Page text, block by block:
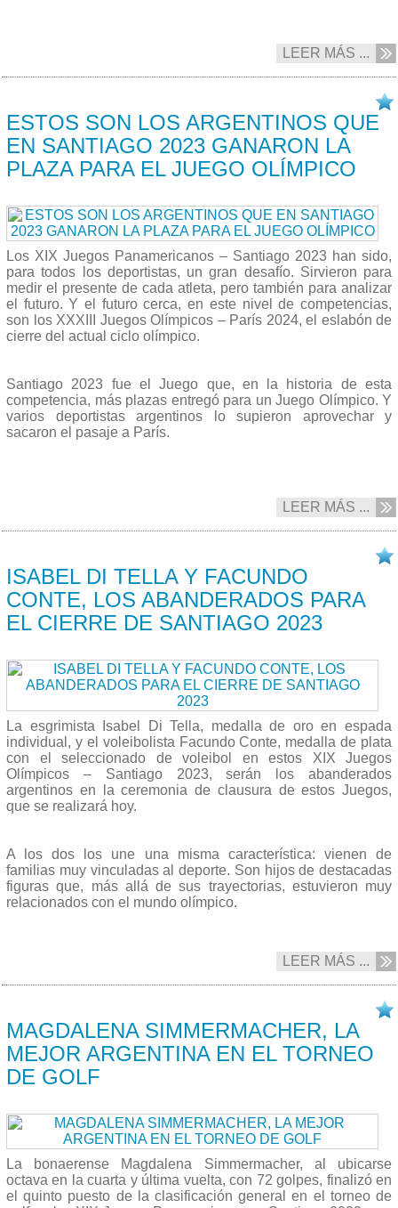
LEER MÁS ...
ESTOS SON LOS ARGENTINOS QUE
EN SANTIAGO 2023 GANARON LA
PLAZA PARA EL JUEGO OLÍMPICO
Los XIX Juegos Panamericanos – Santiago 2023 han sido,
para todos los deportistas, un gran desafío. Sirvieron para
medir el presente de cada atleta, pero también para analizar
el futuro. Y el futuro cerca, en este nivel de competencias,
son los XXXIII Juegos Olímpicos – París 2024, el eslabón de
cierre del actual ciclo olímpico.
Santiago 2023 fue el Juego que, en la historia de esta
competencia, más plazas entregó para un Juego Olímpico. Y
varios deportistas argentinos lo supieron aprovechar y
sacaron el pasaje a París.
LEER MÁS ...
ISABEL DI TELLA Y FACUNDO
CONTE, LOS ABANDERADOS PARA
EL CIERRE DE SANTIAGO 2023
La esgrimista Isabel Di Tella, medalla de oro en espada
individual, y el voleibolista Facundo Conte, medalla de plata
con el seleccionado de voleibol en estos XIX Juegos
Olímpicos – Santiago 2023, serán los abanderados
argentinos en la ceremonia de clausura de estos Juegos,
que se realizará hoy.
A los dos los une una misma característica: vienen de
familias muy vinculadas al deporte. Son hijos de destacadas
figuras que, más allá de sus trayectorias, estuvieron muy
relacionados con el mundo olímpico.
LEER MÁS ...
MAGDALENA SIMMERMACHER, LA
MEJOR ARGENTINA EN EL TORNEO
DE GOLF
La bonaerense Magdalena Simmermacher, al ubicarse
octava en la cuarta y última vuelta, con 72 golpes, finalizó en
el quinto puesto de la clasificación general en el torneo de